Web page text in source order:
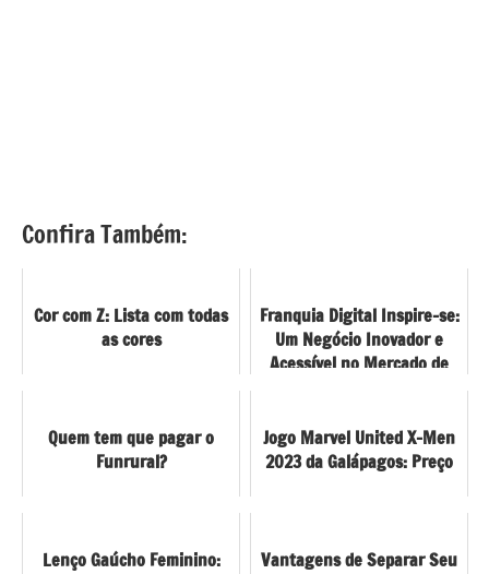
Confira Também:
Cor com Z: Lista com todas
as cores
Franquia Digital Inspire-se:
Um Negócio Inovador e
Acessível no Mercado de
Quem tem que pagar o
Funrural?
Jogo Marvel United X-Men
2023 da Galápagos: Preço
Lenço Gaúcho Feminino:
Vantagens de Separar Seu